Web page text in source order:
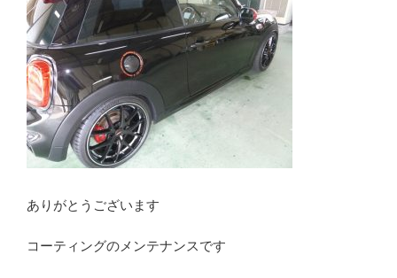
ありがとうございます
コーティングのメンテナンスです